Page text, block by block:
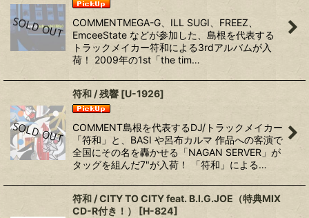
COMMENTMEGA-G、ILL SUGI、FREEZ、
EmceeState などが参加した、島根を代表する
トラックメイカー符和による3rdアルバムが入
荷！ 2009年の1st「the tim…
符和 / 残響 [U-1926]
COMMENT島根を代表するDJ/トラックメイカー
「符和」と、BASI や呂布カルマ 作品への客演で
全国にその名を轟かせる「NAGAN SERVER」が
タッグを組んだ7"が入荷！ 「符和」による…
符和 / CITY TO CITY feat. B.I.G.JOE（特典MIX
CD-R付き！）
[H-824]